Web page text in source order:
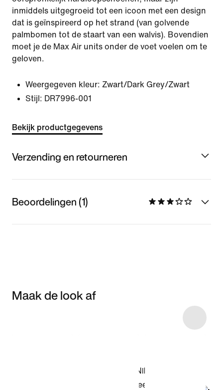
inmiddels uitgegroeid tot een icoon met een design
dat is geïnspireerd op het strand (van golvende
palmbomen tot de staart van een walvis). Bovendien
moet je de Max Air units onder de voet voelen om te
geloven.
Weergegeven kleur: Zwart/Dark Grey/Zwart
Stijl: DR7996-001
Bekijk productgegevens
Verzending en retourneren
Beoordelingen (1)
Maak de look af